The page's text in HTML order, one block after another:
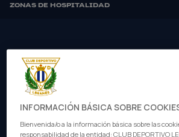
ZONAS DE HOSPITALIDAD
TUNNEL EXPERIENCE
TRIBUNA PREMIUM
EXPERIENCIAS MATCHDAY
BUTARQUE PREMIUM
INFORMACIÓN BÁSICA SOBRE
Bienvenida/o a la información básica sobre las
responsabilidad de la entidad: CLUB DEPORTIVO